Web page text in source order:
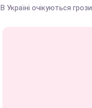
В Україні очікуються грози